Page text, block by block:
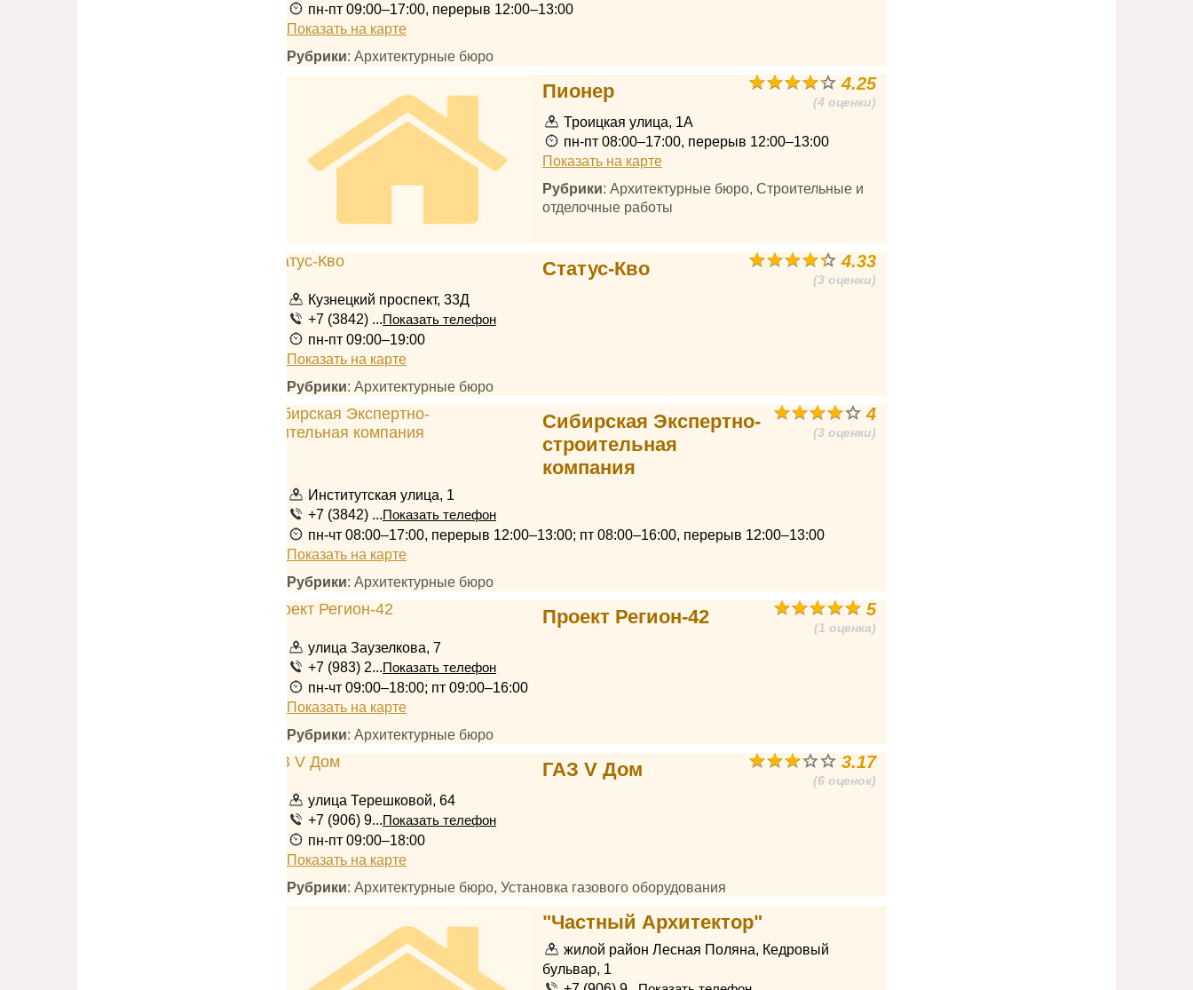
пн-пт 09:00–17:00, перерыв 12:00–13:00
Показать на карте
Рубрики: Архитектурные бюро
4.25
(4 оценки)
Пионер
Троицкая улица, 1А
пн-пт 08:00–17:00, перерыв 12:00–13:00
Показать на карте
Рубрики: Архитектурные бюро, Строительные и
отделочные работы
4.33
(3 оценки)
Статус-Кво
Кузнецкий проспект, 33Д
+7 (3842) ...Показать телефон
пн-пт 09:00–19:00
Показать на карте
Рубрики: Архитектурные бюро
4
(3 оценки)
Сибирская Экспертно-
строительная
компания
Институтская улица, 1
+7 (3842) ...Показать телефон
пн-чт 08:00–17:00, перерыв 12:00–13:00; пт 08:00–16:00, перерыв 12:00–13:00
Показать на карте
Рубрики: Архитектурные бюро
5
(1 оценка)
Проект Регион-42
улица Заузелкова, 7
+7 (983) 2...Показать телефон
пн-чт 09:00–18:00; пт 09:00–16:00
Показать на карте
Рубрики: Архитектурные бюро
3.17
(6 оценок)
ГАЗ V Дом
улица Терешковой, 64
+7 (906) 9...Показать телефон
пн-пт 09:00–18:00
Показать на карте
Рубрики: Архитектурные бюро, Установка газового оборудования
"Частный Архитектор"
жилой район Лесная Поляна, Кедровый
бульвар, 1